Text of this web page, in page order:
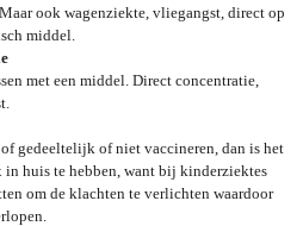
ook wagenziekte, vliegangst, direct op
middel.
met een middel. Direct concentratie,
gedeeltelijk of niet vaccineren, dan is het
in huis te hebben, want bij kinderziektes
om de klachten te verlichten waardoor